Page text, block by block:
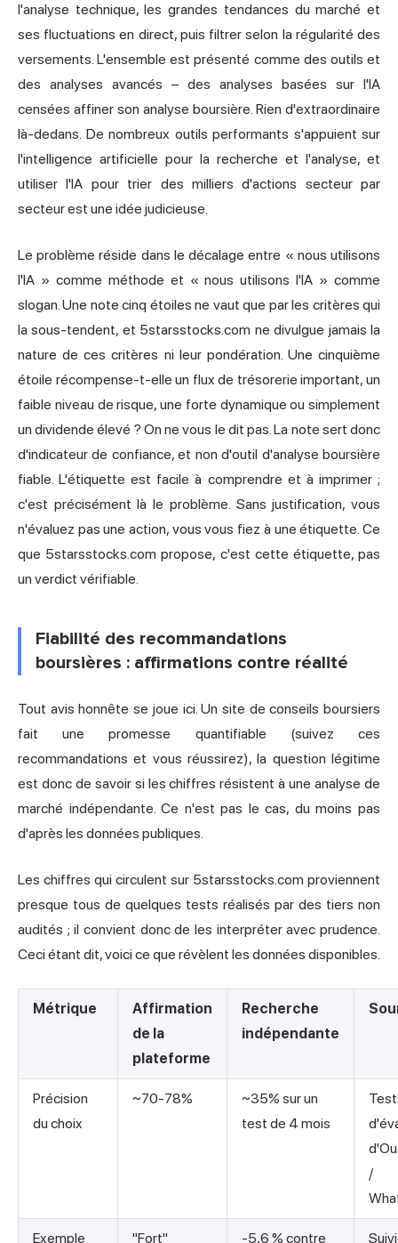
l'analyse technique, les grandes tendances du marché et
ses fluctuations en direct, puis filtrer selon la régularité des
versements. L'ensemble est présenté comme des outils et
des analyses avancés – des analyses basées sur l'IA
censées affiner son analyse boursière. Rien d'extraordinaire
là-dedans. De nombreux outils performants s'appuient sur
l'intelligence artificielle pour la recherche et l'analyse, et
utiliser l'IA pour trier des milliers d'actions secteur par
secteur est une idée judicieuse.
Le problème réside dans le décalage entre « nous utilisons
l'IA » comme méthode et « nous utilisons l'IA » comme
slogan. Une note cinq étoiles ne vaut que par les critères qui
la sous-tendent, et 5starsstocks.com ne divulgue jamais la
nature de ces critères ni leur pondération. Une cinquième
étoile récompense-t-elle un flux de trésorerie important, un
faible niveau de risque, une forte dynamique ou simplement
un dividende élevé ? On ne vous le dit pas. La note sert donc
d'indicateur de confiance, et non d'outil d'analyse boursière
fiable. L'étiquette est facile à comprendre et à imprimer ;
c'est précisément là le problème. Sans justification, vous
n'évaluez pas une action, vous vous fiez à une étiquette. Ce
que 5starsstocks.com propose, c'est cette étiquette, pas
un verdict vérifiable.
Fiabilité des recommandations
boursières : affirmations contre réalité
Tout avis honnête se joue ici. Un site de conseils boursiers
fait une promesse quantifiable (suivez ces
recommandations et vous réussirez), la question légitime
est donc de savoir si les chiffres résistent à une analyse de
marché indépendante. Ce n'est pas le cas, du moins pas
d'après les données publiques.
Les chiffres qui circulent sur 5starsstocks.com proviennent
presque tous de quelques tests réalisés par des tiers non
audités ; il convient donc de les interpréter avec prudence.
Ceci étant dit, voici ce que révèlent les données disponibles.
Métrique
Affirmation
de la
plateforme
Recherche
indépendante
Précision
du choix
~70-78%
~35% sur un
test de 4 mois
/
Exemple
"Fort"
-5,6 % contre
Suivi